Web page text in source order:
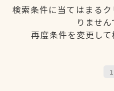
検索条件に当てはまる
りません
再度条件を変更して
1